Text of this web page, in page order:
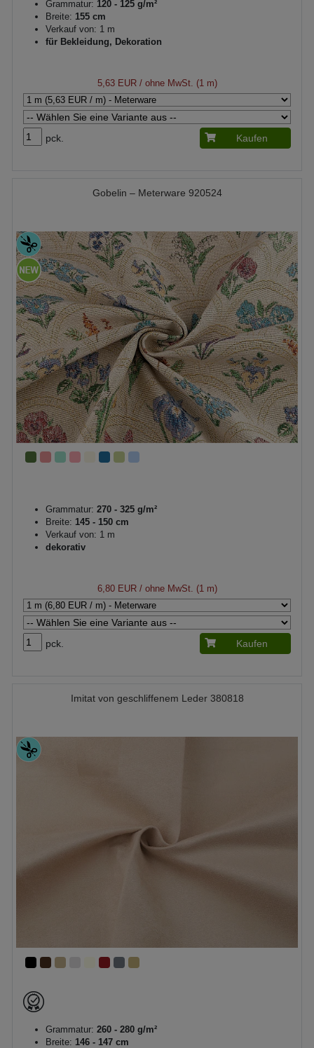
Grammatur: 120 - 125 g/m²
Breite: 155 cm
Verkauf von: 1 m
für Bekleidung, Dekoration
5,63 EUR/ ohne MwSt. (1 m)
pck. Kaufen
Gobelin – Meterware 920524
Grammatur: 270 - 325 g/m²
Breite: 145 - 150 cm
Verkauf von: 1 m
dekorativ
6,80 EUR/ ohne MwSt. (1 m)
pck. Kaufen
Imitat von geschliffenem Leder 380818
Grammatur: 260 - 280 g/m²
Breite: 146 - 147 cm